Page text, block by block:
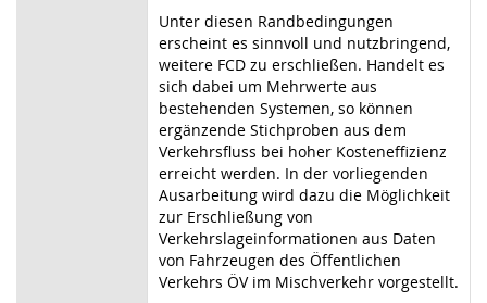
Unter diesen Randbedingungen
erscheint es sinnvoll und nutzbringend,
weitere FCD zu erschließen. Handelt es
sich dabei um Mehrwerte aus
bestehenden Systemen, so können
ergänzende Stichproben aus dem
Verkehrsfluss bei hoher Kosteneffizienz
erreicht werden. In der vorliegenden
Ausarbeitung wird dazu die Möglichkeit
zur Erschließung von
Verkehrslageinformationen aus Daten
von Fahrzeugen des Öffentlichen
Verkehrs ÖV im Mischverkehr vorgestellt.